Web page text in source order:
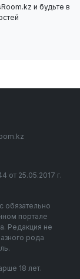
и будьте в
от 25.05.2017 г.
обязательно
портале
Редакция не
рода
18 лет.